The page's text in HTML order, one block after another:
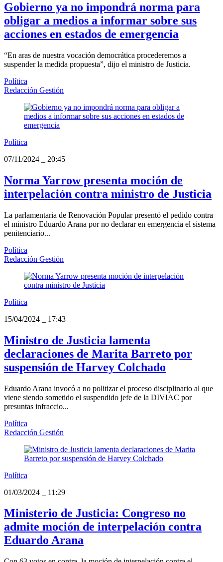
Gobierno ya no impondrá norma para
obligar a medios a informar sobre sus
acciones en estados de emergencia
“En aras de nuestra vocación democrática procederemos a
suspender la medida propuesta”, dijo el ministro de Justicia.
Política
Redacción Gestión
Política
07/11/2024
20:45
Norma Yarrow presenta moción de
interpelación contra ministro de Justicia
La parlamentaria de Renovación Popular presentó el pedido contra
el ministro Eduardo Arana por no declarar en emergencia el sistema
penitenciario...
Política
Redacción Gestión
Política
15/04/2024
17:43
Ministro de Justicia lamenta
declaraciones de Marita Barreto por
suspensión de Harvey Colchado
Eduardo Arana invocó a no politizar el proceso disciplinario al que
viene siendo sometido el suspendido jefe de la DIVIAC por
presuntas infraccio...
Política
Redacción Gestión
Política
01/03/2024
11:29
Ministerio de Justicia: Congreso no
admite moción de interpelación contra
Eduardo Arana